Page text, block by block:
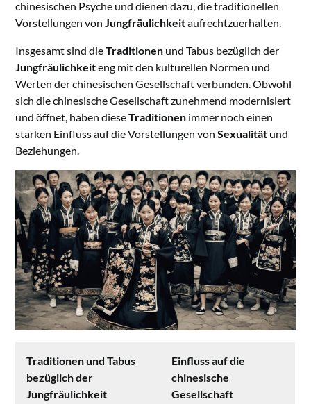
chinesischen Psyche und dienen dazu, die traditionellen
Vorstellungen vonJungfräulichkeitaufrechtzuerhalten.
Insgesamt sind dieTraditionen und Tabus bezüglich der
Jungfräulichkeiteng mit den kulturellen Normen und
Werten der chinesischen Gesellschaft verbunden. Obwohl
sich die chinesische Gesellschaft zunehmend modernisiert
und öffnet, haben dieseTraditionen immer noch einen
starken Einfluss auf die Vorstellungen vonSexualität und
Beziehungen.
Traditionen und Tabus
bezüglich der
Jungfräulichkeit
Einfluss auf die
chinesische
Gesellschaft